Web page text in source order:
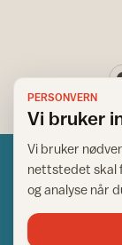
PERSONVERN
Vi bruker
Vi bruker
nettstedet skal
og analyse når